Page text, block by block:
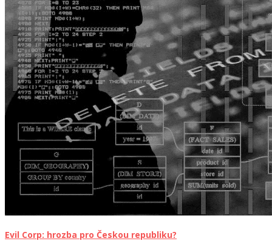
Evil Corp: hrozba pro Českou republiku?